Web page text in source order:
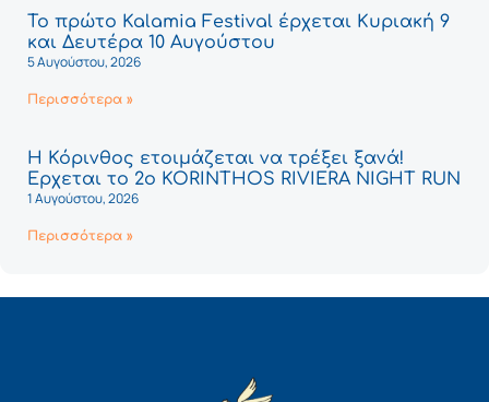
Το πρώτο Kalamia Festival έρχεται Κυριακή 9
και Δευτέρα 10 Αυγούστου
5 Αυγούστου, 2026
Περισσότερα »
Η Κόρινθος ετοιμάζεται να τρέξει ξανά!
Έρχεται το 2ο KORINTHOS RIVIERA NIGHT RUN
1 Αυγούστου, 2026
Περισσότερα »